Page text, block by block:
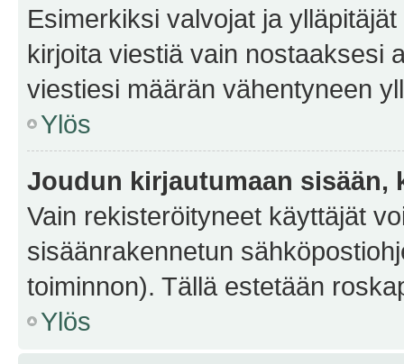
Esimerkiksi valvojat ja
kirjoita viestiä vain nostaaksesi
viestiesi määrän vähentyneen
Ylös
Joudun kirjautumaan sisään,
Vain rekisteröityneet käyttäjät
sisäänrakennetun
toiminnon). Tällä estetään
Ylös